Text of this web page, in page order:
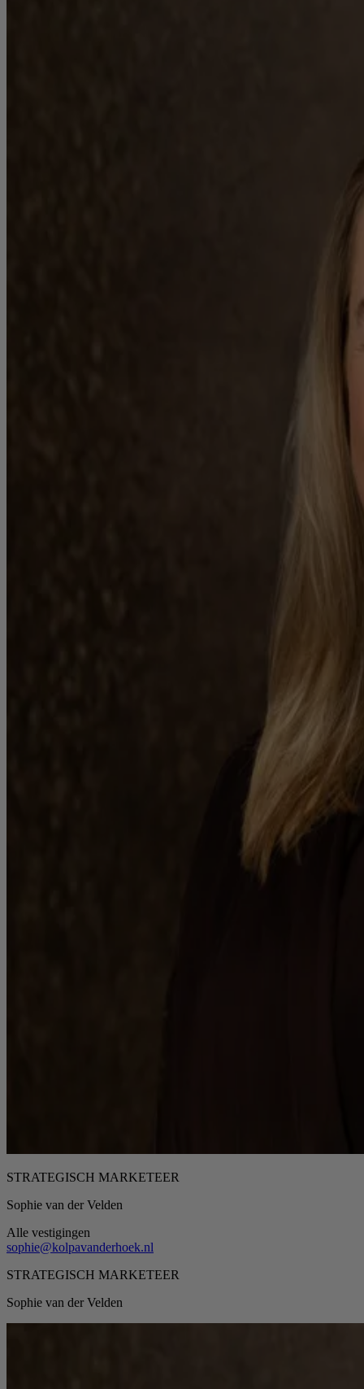
STRATEGISCH MARKETEER
Sophie van der Velden
Alle vestigingen
sophie@kolpavanderhoek.nl
STRATEGISCH MARKETEER
Sophie van der Velden